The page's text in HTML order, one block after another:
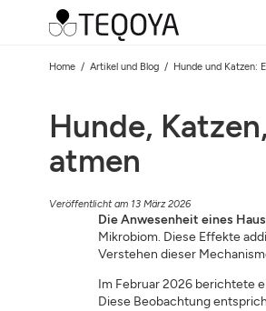
Home Artikel und Blog Hunde und Katzen:
Hunde,
atmen
Veröffentlicht am 13 März 2026
Die Anwesenheit eines
Mikrobiom. Diese Effekte
Verstehen dieser
Im Februar 2026 berichtete
Diese Beobachtung